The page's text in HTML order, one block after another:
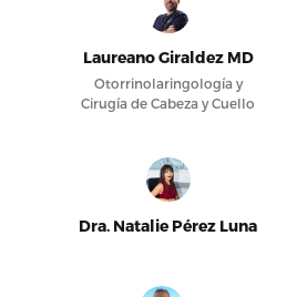
Laureano Giraldez MD
Otorrinolaringología y
Cirugía de Cabeza y Cuello
Dra. Natalie Pérez Luna